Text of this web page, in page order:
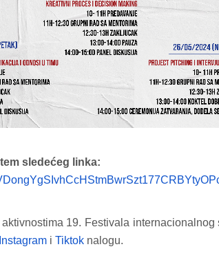
sledećeg linka:
19. Festivala internacionalnog
Instagram i Tiktok nalogu.
kod04-